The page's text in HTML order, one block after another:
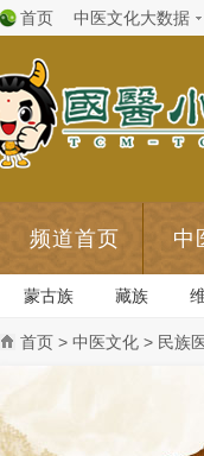
首页 中医文化大数据
频道首页 中
蒙古族 藏族
首页 > 中医文化 > 民族